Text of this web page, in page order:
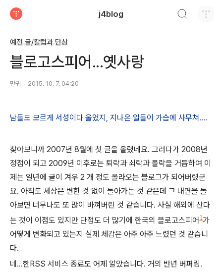
j4blog
예전 글/칼럼과 단상
블로고스피어...옛사랑
만귀 2015. 10. 7. 04:20
남들도 모르게 서성이다 울었지, 지나온 일들이 가슴에 사무쳐....
찾아보니까 2007년 8월에 첫 글을 올렸네요. 그러다가 2008년
정점이 되고 2009년 이후로는 퇴락과 쇠락과 몰락을 거듭하여 이
제는 일년에 글이 겨우 2 개 정도 올라오는 블로그가 되어버렸군
요. 아직도 세상은 변한 것 없이 돌아가는 것 같은데 그 내면을 돌
아보면 너무나도 또 많이 바껴버린 것 같습니다. 사실 해외에 산다
는 것이 이점도 있지만 단점도 더 많기에 한국의 블로고스피어 1가
어떻게 변화되고 있는지 실제 체감은 아주 아주 느렸던 것 같습니
다.
네...한RSS 서비스 종료도 어제 알았습니다. 거의 반년 버퍼링.